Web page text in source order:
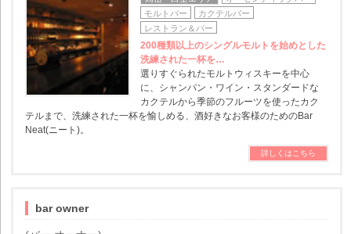
モルトバー
カクテルバー
レストラン＆バー
200種類以上のシングルモルトを始めとした
洗練された一杯を…
選りすぐられたモルトウィスキーを中心
に、シャンパン・ワイン・スタンダードな
カクテルから季節のフルーツを使ったカク
テルまで、洗練された一杯を愉しめる、酒好きなお客様のためのBar
Neat(ニート)。
詳しくはこちら
bar owner